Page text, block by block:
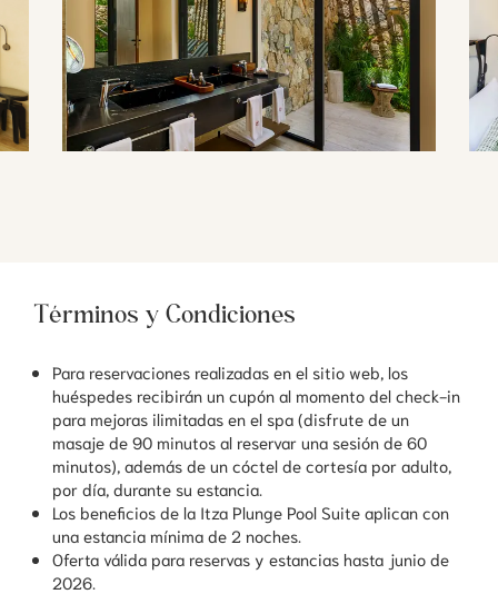
Términos y Condiciones
Para reservaciones realizadas en el sitio web, los
huéspedes recibirán un cupón al momento del check-in
para mejoras ilimitadas en el spa (disfrute de un
masaje de 90 minutos al reservar una sesión de 60
minutos), además de un cóctel de cortesía por adulto,
por día, durante su estancia.
Los beneficios de la Itza Plunge Pool Suite aplican con
una estancia mínima de 2 noches.
Oferta válida para reservas y estancias hasta junio de
2026.